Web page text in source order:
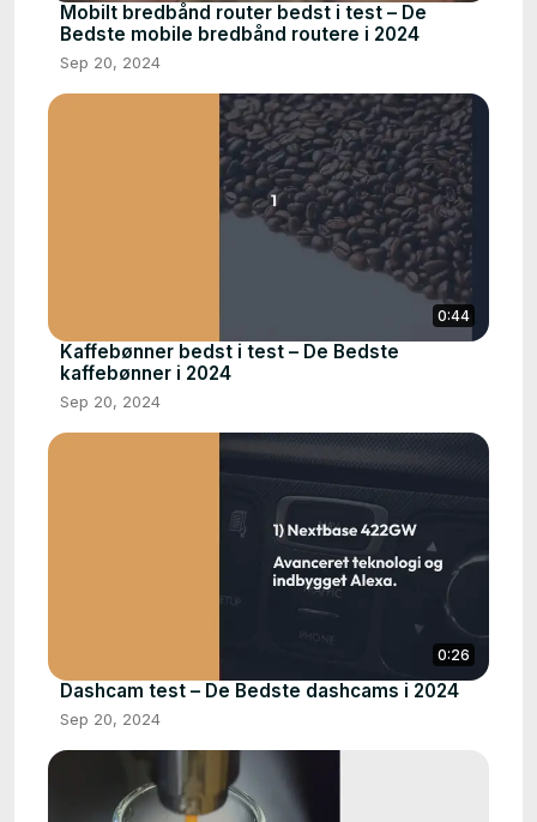
Mobilt bredbånd router bedst i test – De
Bedste mobile bredbånd routere i 2024
Sep 20, 2024
0:44
Kaffebønner bedst i test – De Bedste
kaffebønner i 2024
Sep 20, 2024
0:26
Dashcam test – De Bedste dashcams i 2024
Sep 20, 2024